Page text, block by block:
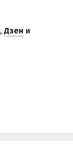
,Дзен и